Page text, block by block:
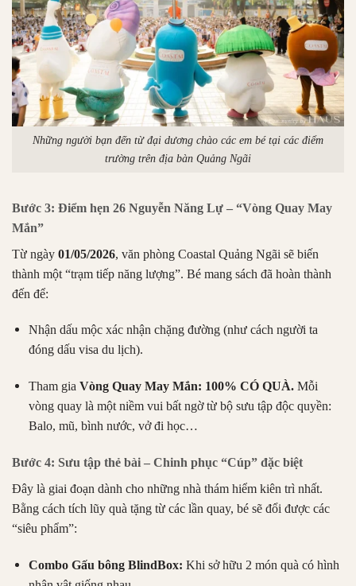
Những người bạn đến từ đại dương chào các em bé tại các điểm
trường trên địa bàn Quảng Ngãi
Bước 3: Điểm hẹn 26 Nguyễn Năng Lự – “Vòng Quay May
Mắn”
Từ ngày 01/05/2026, văn phòng Coastal Quảng Ngãi sẽ biến
thành một “trạm tiếp năng lượng”. Bé mang sách đã hoàn thành
đến để:
Nhận dấu mộc xác nhận chặng đường (như cách người ta
đóng dấu visa du lịch).
Tham gia Vòng Quay May Mắn: 100% CÓ QUÀ.Mỗi
vòng quay là một niềm vui bất ngờ từ bộ sưu tập độc quyền:
Balo, mũ, bình nước, vở đi học…
Bước 4: Sưu tập thẻ bài – Chinh phục “Cúp” đặc biệt
Đây là giai đoạn dành cho những nhà thám hiểm kiên trì nhất.
Bằng cách tích lũy quà tặng từ các lần quay, bé sẽ đổi được các
“siêu phẩm”:
Combo Gấu bông BlindBox: Khi sở hữu 2 món quà có hình